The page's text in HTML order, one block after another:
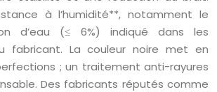
à l’humidité**, notamment le
d’eau (≤ 6%) indiqué dans les
fabricant. La couleur noire met en
; un traitement anti-rayures
Des fabricants réputés comme